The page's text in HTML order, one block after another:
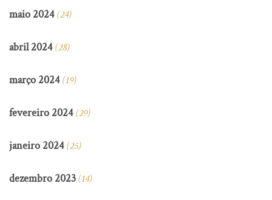
maio 2024(24)
abril 2024(28)
março 2024(19)
fevereiro 2024(29)
janeiro 2024(25)
dezembro 2023(14)